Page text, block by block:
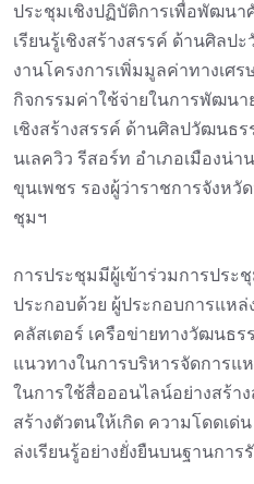
ประชุมเชิงปฏิบัติการเพื่อพัฒนา
เรียนรู้เชิงสร้างสรรค์ ด้านศิลป
งานโครงการเพิ่มมูลค่าทางเศ
กิจกรรมค่าใช้จ่ายในการพัฒนาย่
เชิงสร้างสรรค์ ด้านศิลปวัฒนธ
นเลควิว รีสอร์ท อำเภอเมืองน่
ขุนเพชร รองผู้ว่าราชการจังหวั
ชุมฯ
การประชุมมีผู้เข้าร่วมการปร
ประกอบด้วย ผู้ประกอบการแหล่
คลัสเตอร์ เครือข่ายทางวัฒนธ
แนวทางในการบริหารจัดการแ
ในการใช้สื่อออนไลน์อย่างสร้า
สร้างตัวตนให้เกิด ความโดดเด่
ล่งเรียนรู้อย่างยั่งยืนบนฐานกา